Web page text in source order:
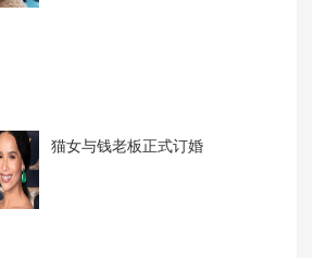
猫女与钱老板正式订婚